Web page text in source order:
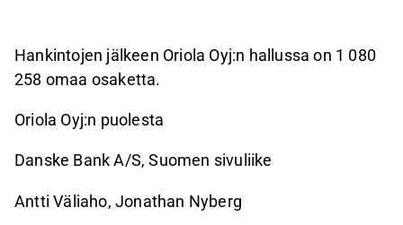
Hankintojen jälkeen Oriola Oyj:n hallussa on 1 080
258 omaa osaketta.
Oriola Oyj:n puolesta
Danske Bank A/S, Suomen sivuliike
Antti Väliaho, Jonathan Nyberg